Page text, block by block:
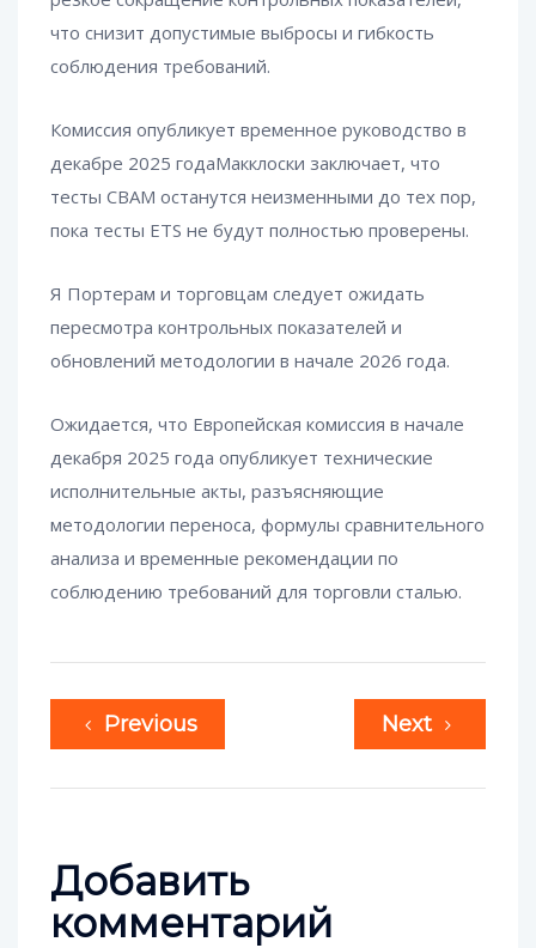
что снизит допустимые выбросы и гибкость
соблюдения требований.
Комиссия опубликует временное руководство в
декабре 2025 годаМакклоски заключает, что
тесты CBAM останутся неизменными до тех пор,
пока тесты ETS не будут полностью проверены.
Я Портерам и торговцам следует ожидать
пересмотра контрольных показателей и
обновлений методологии в начале 2026 года.
Ожидается, что Европейская комиссия в начале
декабря 2025 года опубликует технические
исполнительные акты, разъясняющие
методологии переноса, формулы сравнительного
анализа и временные рекомендации по
соблюдению требований для торговли сталью.
Previous Next
Добавить
комментарий